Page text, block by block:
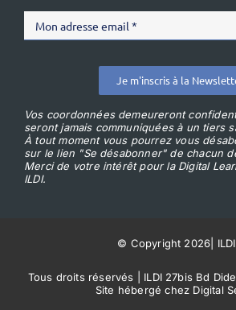
Je m'inscris à la
Vos coordonnées demeureront
seront jamais communiquées à un tiers
À tout moment vous pourrez vous
sur le lien "Se désabonner" de chacun
Merci de votre intérêt pour la Digital
ILDI.
© Copyright 2026 ILDI
Tous droits réservés | ILDI 27bis Bd
Site hébergé chez Digital